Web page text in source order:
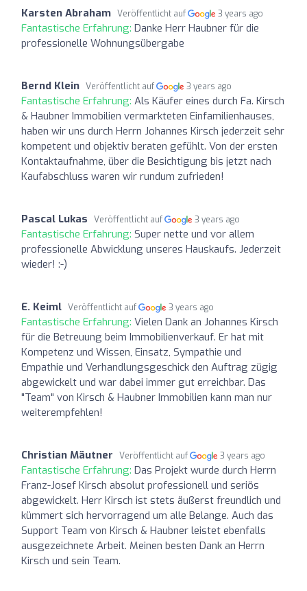
Karsten Abraham Veröffentlicht auf 3 years ago
Fantastische Erfahrung: Danke Herr Haubner für die
professionelle Wohnungsübergabe
Bernd Klein Veröffentlicht auf 3 years ago
Fantastische Erfahrung: Als Käufer eines durch Fa. Kirsch
& Haubner Immobilien vermarkteten Einfamilienhauses,
haben wir uns durch Herrn Johannes Kirsch jederzeit sehr
kompetent und objektiv beraten gefühlt. Von der ersten
Kontaktaufnahme, über die Besichtigung bis jetzt nach
Kaufabschluss waren wir rundum zufrieden!
Pascal Lukas Veröffentlicht auf 3 years ago
Fantastische Erfahrung: Super nette und vor allem
professionelle Abwicklung unseres Hauskaufs. Jederzeit
wieder! :-)
E. Keiml Veröffentlicht auf 3 years ago
Fantastische Erfahrung: Vielen Dank an Johannes Kirsch
für die Betreuung beim Immobilienverkauf. Er hat mit
Kompetenz und Wissen, Einsatz, Sympathie und
Empathie und Verhandlungsgeschick den Auftrag zügig
abgewickelt und war dabei immer gut erreichbar. Das
"Team" von Kirsch & Haubner Immobilien kann man nur
weiterempfehlen!
Christian Mäutner Veröffentlicht auf 3 years ago
Fantastische Erfahrung: Das Projekt wurde durch Herrn
Franz-Josef Kirsch absolut professionell und seriös
abgewickelt. Herr Kirsch ist stets äußerst freundlich und
kümmert sich hervorragend um alle Belange. Auch das
Support Team von Kirsch & Haubner leistet ebenfalls
ausgezeichnete Arbeit. Meinen besten Dank an Herrn
Kirsch und sein Team.